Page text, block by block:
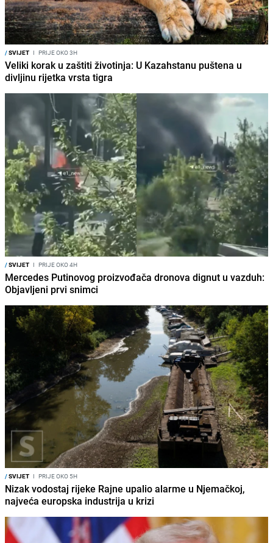
/SVIJET I PRIJE OKO 3H
Veliki korak u zaštiti životinja: U Kazahstanu puštena u
divljinu rijetka vrsta tigra
/SVIJET I PRIJE OKO 4H
Mercedes Putinovog proizvođača dronova dignut u vazduh:
Objavljeni prvi snimci
/SVIJET I PRIJE OKO 5H
Nizak vodostaj rijeke Rajne upalio alarme u Njemačkoj,
najveća europska industrija u krizi